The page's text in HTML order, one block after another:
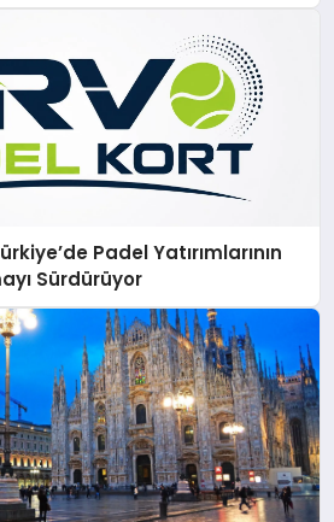
Padel Yatırımlarının
Sürdürüyor